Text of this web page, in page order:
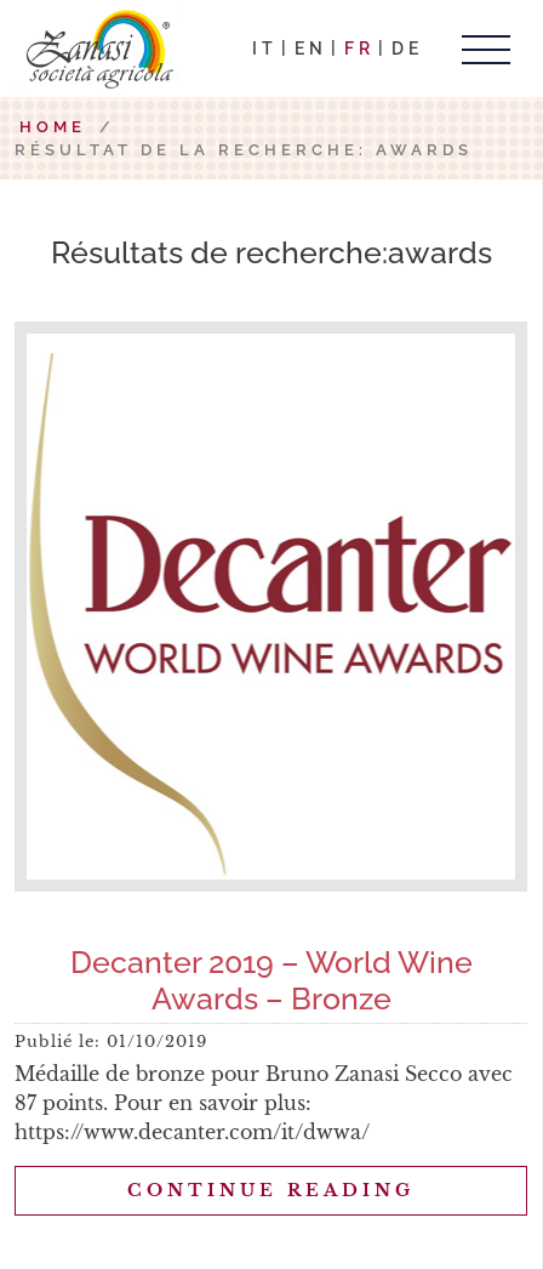
IT EN FR DE
HOME
/
RÉSULTAT DE LA RECHERCHE: AWARDS
Résultats de recherche:awards
Decanter 2019 – World Wine
Awards – Bronze
Publié le: 01/10/2019
Médaille de bronze pour Bruno Zanasi Secco avec
87 points. Pour en savoir plus:
https://www.decanter.com/it/dwwa/
CONTINUE READING